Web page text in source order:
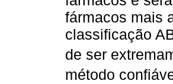
fármacos mais
classificação
de ser
método